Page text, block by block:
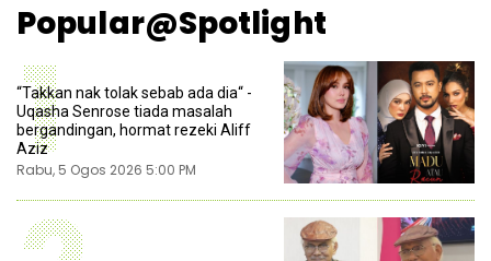
Popular@Spotlight
1
“Takkan nak tolak sebab ada dia“ -
Uqasha Senrose tiada masalah
bergandingan, hormat rezeki Aliff
Aziz
Rabu, 5 Ogos 2026 5:00 PM